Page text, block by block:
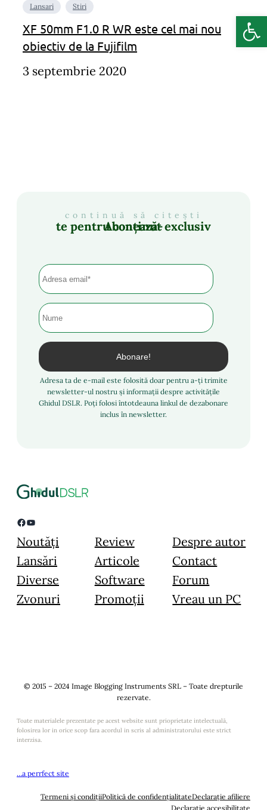
Lansari Stiri
XF 50mm F1.0 R WR este cel mai nou
obiectiv de la Fujifilm
3 septembrie 2020
continuă să citești
Abonează-te pentru conținut exclusiv
Adresa ta de e-mail este folosită doar pentru a-ți trimite
newsletter-ul nostru și informații despre activitățile
Ghidul DSLR. Poți folosi întotdeauna linkul de dezabonare
inclus în newsletter.
Facebook YouTube
Noutăți
Lansări
Diverse
Zvonuri
Review
Articole
Software
Promoții
Despre autor
Contact
Forum
Vreau un PC
© 2015 – 2024 Image Blogging Instruments SRL – Toate drepturile
rezervate.
Toate materialele prezentate pe acest website sunt prioprietate intelectuală,
folosirea lor in orice scop fara acordul in scris al administratorului este strict
interzisa.
…a perrfect site
Termeni și condițiiPolitică de confidențialitateDeclarație afiliere
Declarație accesibilitate